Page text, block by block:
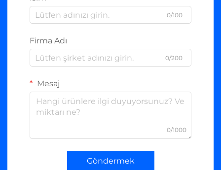
0/100
Firma Adı
0/200
Mesaj
0/1000
Göndermek